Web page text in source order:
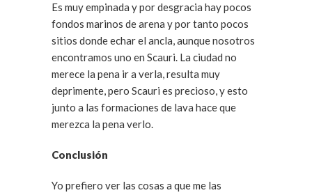
Es muy empinada y por desgracia hay pocos
fondos marinos de arena y por tanto pocos
sitios donde echar el ancla, aunque nosotros
encontramos uno en Scauri. La ciudad no
merece la pena ir a verla, resulta muy
deprimente, pero Scauri es precioso, y esto
junto a las formaciones de lava hace que
merezca la pena verlo.
Conclusión
Yo prefiero ver las cosas a que me las